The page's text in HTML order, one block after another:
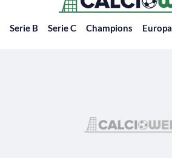
Serie B Serie C Champions